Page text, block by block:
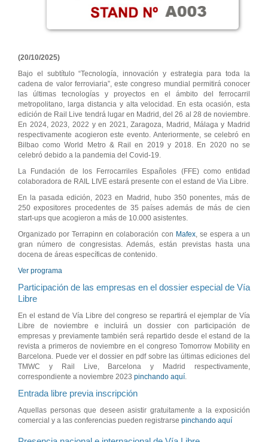
(20/10/2025)
Bajo el subtítulo “Tecnología, innovación y estrategia para toda la
cadena de valor ferroviaria”, este congreso mundial permitirá conocer
las últimas tecnologías y proyectos en el ámbito del ferrocarril
metropolitano, larga distancia y alta velocidad. En esta ocasión, esta
edición de Rail Live tendrá lugar en Madrid, del 26 al 28 de noviembre.
En 2024, 2023, 2022 y en 2021, Zaragoza, Madrid, Málaga y Madrid
respectivamente acogieron este evento. Anteriormente, se celebró en
Bilbao como World Metro & Rail en 2019 y 2018. En 2020 no se
celebró debido a la pandemia del Covid-19.
La Fundación de los Ferrocarriles Españoles (FFE) como entidad
colaboradora de RAIL LIVE estará presente con el estand de Via Libre.
En la pasada edición, 2023 en Madrid, hubo 350 ponentes, más de
250 expositores procedentes de 35 países además de más de cien
start-ups que acogieron a más de 10.000 asistentes.
Organizado por Terrapinn en colaboración con Mafex, se espera a un
gran número de congresistas. Además, están previstas hasta una
docena de áreas específicas de contenido.
Ver programa
Participación de las empresas en el dossier especial de Vía
Libre
En el estand de Vía Libre del congreso se repartirá el ejemplar de Vía
Libre de noviembre e incluirá un dossier con participación de
empresas y previamente también será repartido desde el estand de la
revista a primeros de noviembre en el congreso Tomorrow Mobility en
Barcelona. Puede ver el dossier en pdf sobre las últimas ediciones del
TMWC y Rail Live, Barcelona y Madrid respectivamente,
correspondiente a noviembre 2023 pinchando aquí.
Entrada libre previa inscripción
Aquellas personas que deseen asistir gratuitamente a la exposición
comercial y a las conferencias pueden registrarse pinchando aquí